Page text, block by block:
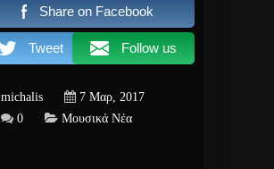
Share on Facebook
Tweet Follow us
michalis
7 Μαρ, 2017
0
Μουσικά Νέα